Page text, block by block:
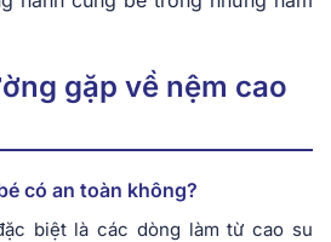
gặp về nệm cao
có an toàn không?
biệt là các dòng làm từ cao su